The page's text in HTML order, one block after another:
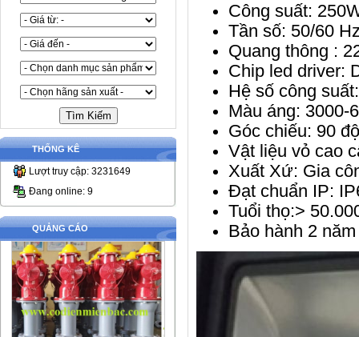
THỐNG KÊ
Lượt truy cập: 3231649
Đang online: 9
QUẢNG CÁO
Công suất:
Tần số: 50/60
Quang thông :
Chip led driver:
Hệ số công
Màu áng: 3000-
Góc chiếu: 90 độ
Vật liệu vỏ cao
Xuất Xứ: Gia
Đạt chuẩn IP:
Tuổi thọ:>
Bảo hành 2 năm